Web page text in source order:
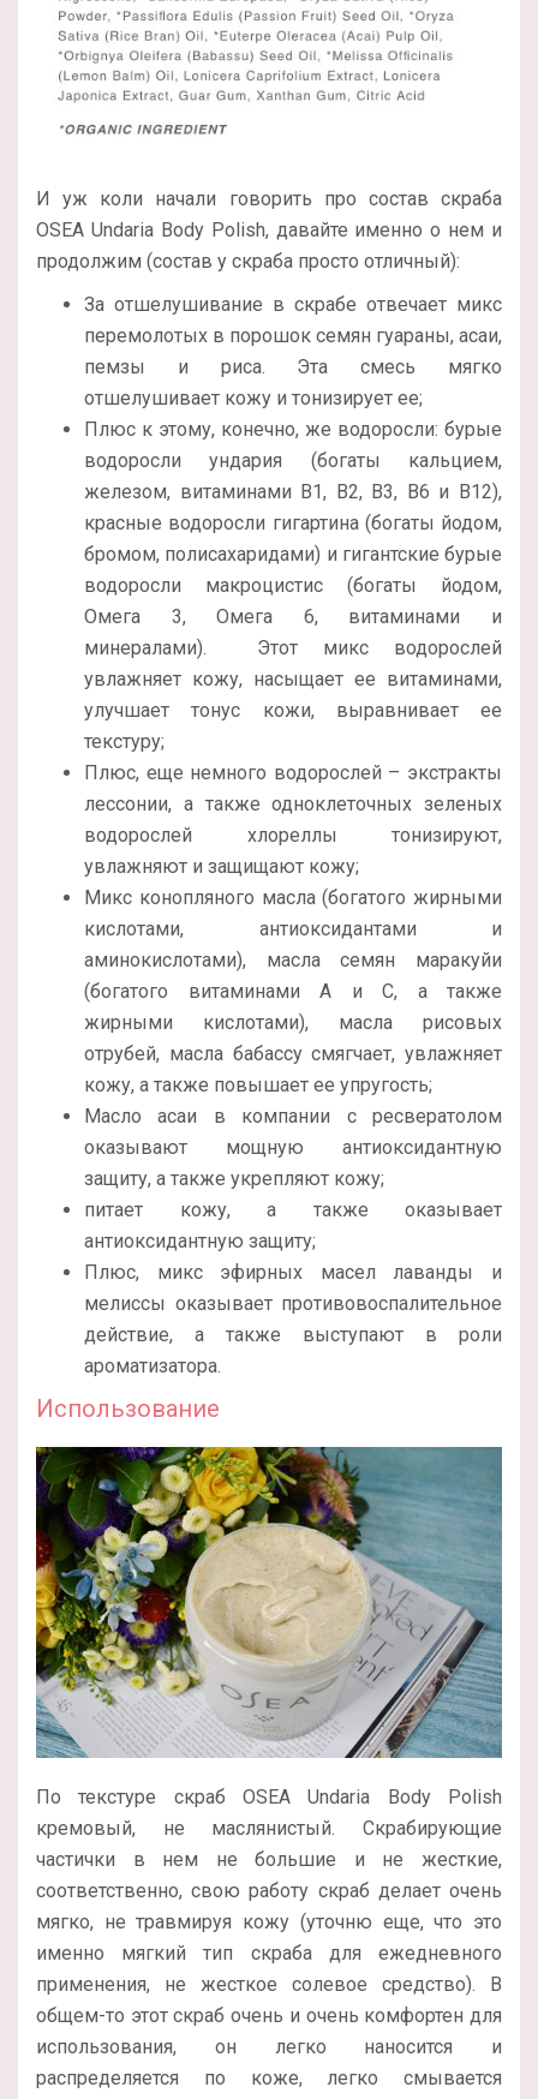
И уж коли начали говорить про состав скраба
OSEA Undaria Body Polish, давайте именно о нем и
продолжим (состав у скраба просто отличный):
За отшелушивание в скрабе отвечает микс
перемолотых в порошок семян гуараны, асаи,
пемзы и риса. Эта смесь мягко
отшелушивает кожу и тонизирует ее;
Плюс к этому, конечно, же водоросли: бурые
водоросли ундария (богаты кальцием,
железом, витаминами B1, B2, B3, B6 и B12),
красные водоросли гигартина (богаты йодом,
бромом, полисахаридами) и гигантские бурые
водоросли макроцистис (богаты йодом,
Омега 3, Омега 6, витаминами и
минералами). Этот микс водорослей
увлажняет кожу, насыщает ее витаминами,
улучшает тонус кожи, выравнивает ее
текстуру;
Плюс, еще немного водорослей – экстракты
лессонии, а также одноклеточных зеленых
водорослей хлореллы тонизируют,
увлажняют и защищают кожу;
Микс конопляного масла (богатого жирными
кислотами, антиоксидантами и
аминокислотами), масла семян маракуйи
(богатого витаминами А и С, а также
жирными кислотами), масла рисовых
отрубей, масла бабассу смягчает, увлажняет
кожу, а также повышает ее упругость;
Масло асаи в компании с ресвератолом
оказывают мощную антиоксидантную
защиту, а также укрепляют кожу;
питает кожу, а также оказывает
антиоксидантную защиту;
Плюс, микс эфирных масел лаванды и
мелиссы оказывает противовоспалительное
действие, а также выступают в роли
ароматизатора.
Использование
По текстуре скраб OSEA Undaria Body Polish
кремовый, не маслянистый. Скрабирующие
частички в нем не большие и не жесткие,
соответственно, свою работу скраб делает очень
мягко, не травмируя кожу (уточню еще, что это
именно мягкий тип скраба для ежедневного
применения, не жесткое солевое средство). В
общем-то этот скраб очень и очень комфортен для
использования, он легко наносится и
распределяется по коже, легко смывается